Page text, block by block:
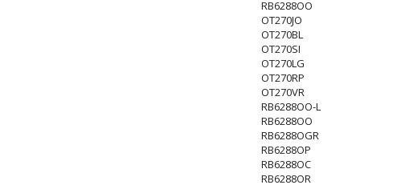
RB6288OO
OT270JO
OT270BL
OT270SI
OT270LG
OT270RP
OT270VR
RB6288OO-L
RB6288OO
RB6288OGR
RB6288OP
RB6288OC
RB6288OR